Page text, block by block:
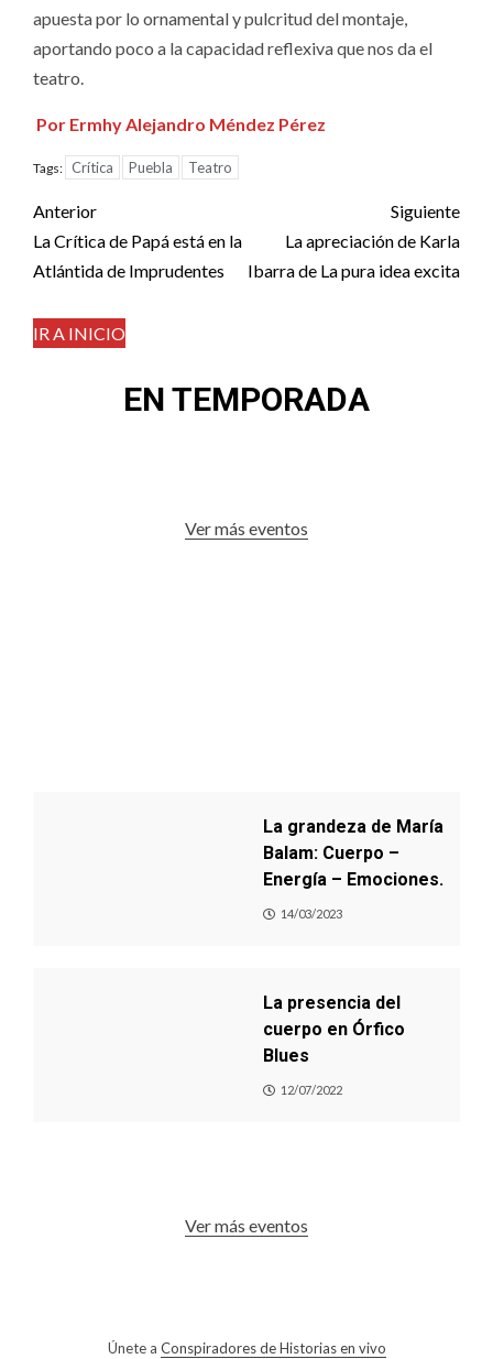
apuesta por lo ornamental y pulcritud del montaje,
aportando poco a la capacidad reflexiva que nos da el
teatro.
Por Ermhy Alejandro Méndez Pérez
Tags: Crítica Puebla Teatro
Post
navigation
Anterior
La Crítica de Papá está en la
Atlántida de Imprudentes
Siguiente
La apreciación de Karla
Ibarra de La pura idea excita
IR A INICIO
EN TEMPORADA
Ver más eventos
La grandeza de María
Balam: Cuerpo –
Energía – Emociones.
14/03/2023
La presencia del
cuerpo en Órfico
Blues
12/07/2022
Ver más eventos
Únete a Conspiradores de Historias en vivo